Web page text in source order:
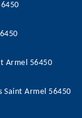
Armel 56450
Saint Armel 56450